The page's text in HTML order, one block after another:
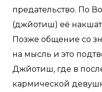
предательство. По
(джйотиш) еë
Позже общение со
на мысль и это
Джйотиш, где в
кармической